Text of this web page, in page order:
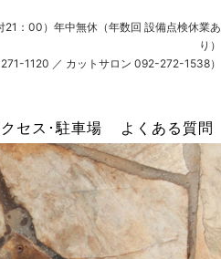
：00）年中無休（年数回 設備点検休業あ
り）
1120 ／ カットサロン 092-272-1538）
セス･駐車場 よくある質問